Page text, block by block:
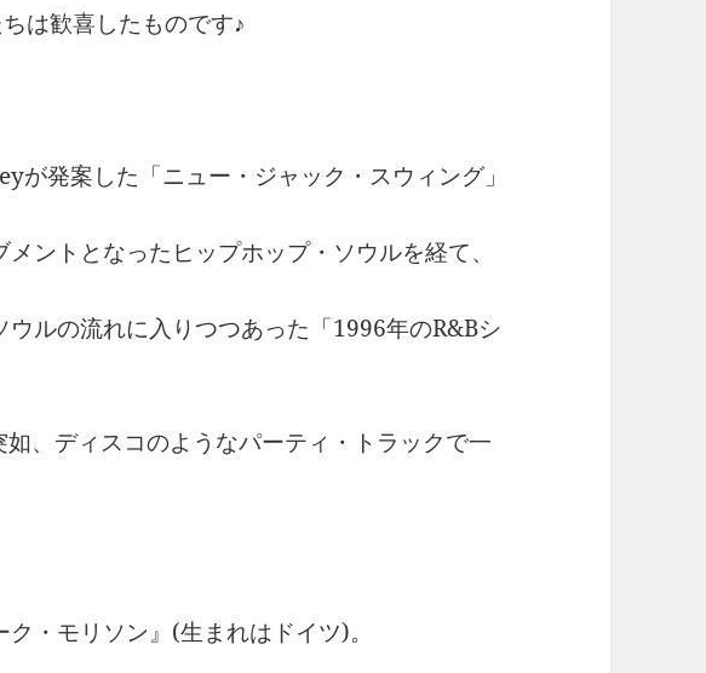
は歓喜したものです♪
が発案した「ニュー・ジャック・スウィング」
ントとなったヒップホップ・ソウルを経て、
ウルの流れに入りつつあった「1996年のR&Bシ
、ディスコのようなパーティ・トラックで一
・モリソン』(生まれはドイツ)。